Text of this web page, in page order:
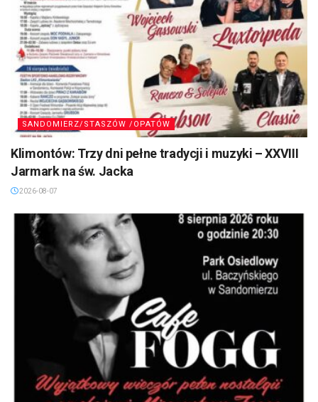
SANDOMIERZ/STASZÓW /OPATÓW
Klimontów: Trzy dni pełne tradycji i muzyki – XXVIII
Jarmark na św. Jacka
2026-08-07